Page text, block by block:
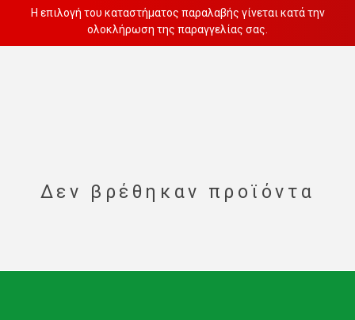
Η επιλογή του καταστήματος παραλαβής γίνεται κατά την
ολοκλήρωση της παραγγελίας σας.
Δεν βρέθηκαν προϊόντα